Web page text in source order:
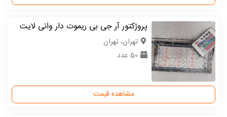
پروژکتور آر جی بی ریموت دار وانی لایت
تهران، تهران
50 عدد
مشاهده قیمت